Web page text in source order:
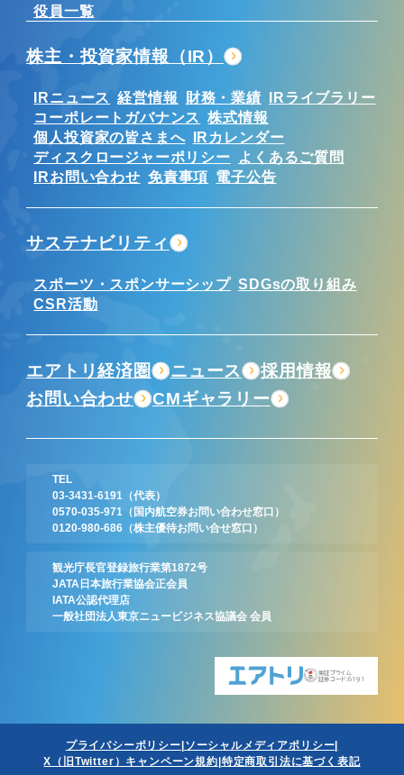
TEL
03-3431-6191
（代表）
0570-035-971
（国内航空券お問い合わせ窓口）
0120-980-686 （株主優待お問い合せ窓口）
観光庁長官登録旅行業第1872号
JATA日本旅行業協会正会員
IATA公認代理店
一般社団法人東京ニュービジネス協議会 会員
東証プライム
証券コード:6191
役員一覧
株主・投資家情報（IR）
IRニュース 経営情報 財務・業績 IRライブラリー
コーポレートガバナンス 株式情報
個人投資家の皆さまへ IRカレンダー
ディスクロージャーポリシー
よくあるご質問
IRお問い合わせ 免責事項 電子公告
サステナビリティ
スポーツ・スポンサーシップ SDGsの取り組み
CSR活動
エアトリ経済圏 ニュース
採用情報
お問い合わせ
CMギャラリー
プライバシーポリシー ソーシャルメディアポリシー
X（旧Twitter）キャンペーン規約 特定商取引法に基づく表記